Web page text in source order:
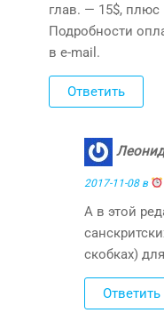
глав. — 15$, плюс
Подробности
в e-mail.
Ответить
Леонид
2017-11-08 в
А в этой
скобках)
Ответить